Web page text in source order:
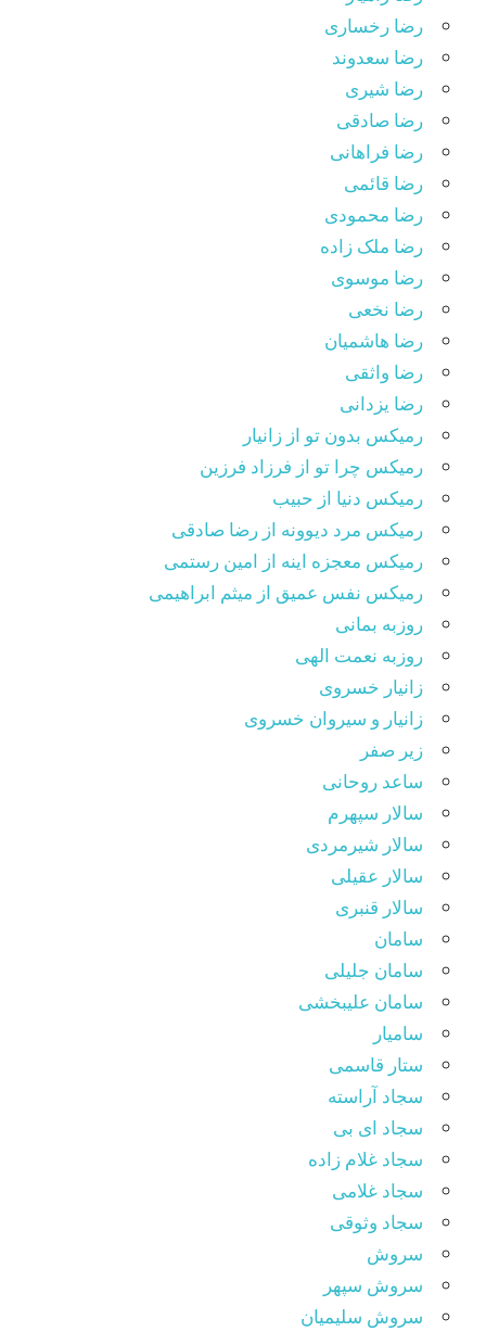
رضا رخساری
رضا سعدوند
رضا شیری
رضا صادقی
رضا فراهانی
رضا قائمی
رضا محمودی
رضا ملک زاده
رضا موسوی
رضا نخعی
رضا هاشمیان
رضا واثقی
رضا یزدانی
رمیکس بدون تو از زانیار
رمیکس چرا تو از فرزاد فرزین
رمیکس دنیا از حبیب
رمیکس مرد دیوونه از رضا صادقی
رمیکس معجزه اینه از امین رستمی
رمیکس نفس عمیق از میثم ابراهیمی
روزبه بمانی
روزبه نعمت الهی
زانیار خسروی
زانیار و سیروان خسروی
زیر صفر
ساعد روحانی
سالار سپهرم
سالار شیرمردی
سالار عقیلی
سالار قنبری
سامان
سامان جلیلی
سامان علیبخشی
سامیار
ستار قاسمی
سجاد آراسته
سجاد ای بی
سجاد غلام زاده
سجاد غلامی
سجاد وثوقى
سروش
سروش سپهر
سروش سلیمیان